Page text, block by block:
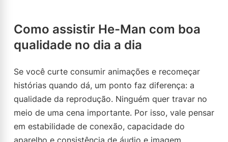
Como assistir He-Man com boa
qualidade no dia a dia
Se você curte consumir animações e recomeçar
histórias quando dá, um ponto faz diferença: a
qualidade da reprodução. Ninguém quer travar no
meio de uma cena importante. Por isso, vale pensar
em estabilidade de conexão, capacidade do
aparelho e consistência de áudio e imagem.